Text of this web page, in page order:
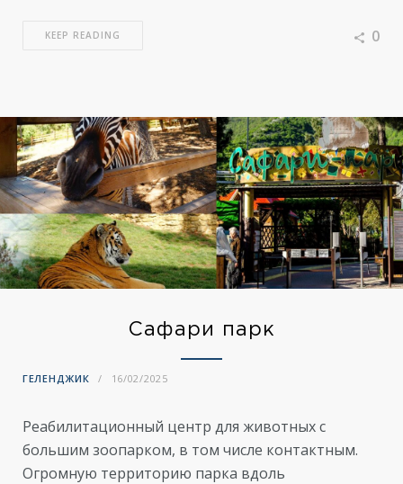
KEEP READING 0
Сафари парк
ГЕЛЕНДЖИК 16/02/2025
Реабилитационный центр для животных с
большим зоопарком, в том числе контактным.
Огромную территорию парка вдоль